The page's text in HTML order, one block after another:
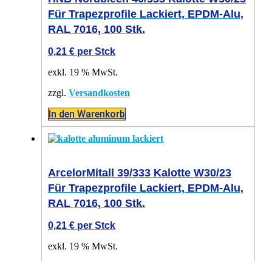
Für Trapezprofile Lackiert, EPDM-Alu,
RAL 7016, 100 Stk.
0,21 € per Stck
exkl. 19 % MwSt.
zzgl. Versandkosten
In den Warenkorb
ArcelorMitall 39/333 Kalotte W30/23
Für Trapezprofile Lackiert, EPDM-Alu,
RAL 7016, 100 Stk.
0,21 € per Stck
exkl. 19 % MwSt.